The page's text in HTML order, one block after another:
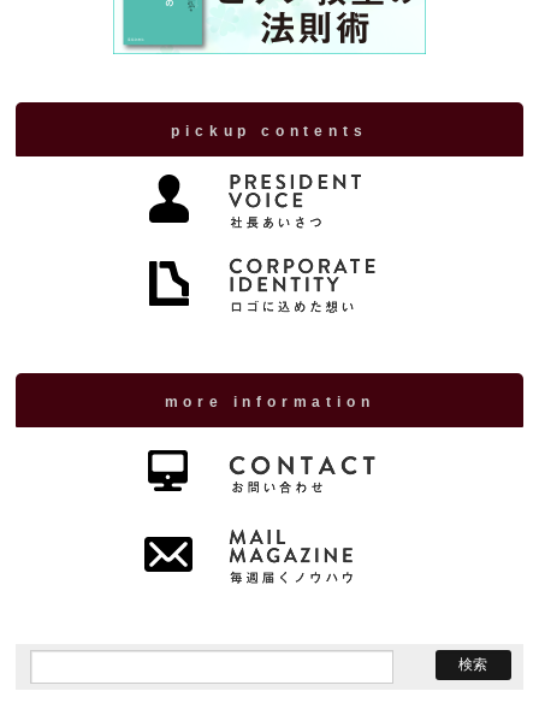
pickup contents
more information